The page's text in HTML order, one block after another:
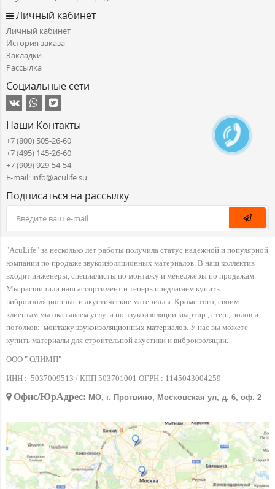
Личный кабинет
Личный кабинет
История заказа
Закладки
Рассылка
Социальные сети
Наши Контакты
+7 (800) 505-26-60
+7 (495) 145-26-60
+7 (909) 929-54-54
E-mail: info@aculife.su
Подписаться на рассылку
"AcuLife" за несколько лет работы получила статус надежной и популярной
компании по продаже звукоизоляционных материалов. В наш коллектив
входят инженеры, специалисты по монтажу и менеджеры по продажам.
Мы расширили наш ассортимент и теперь предлагаем купить
виброизоляционные и акустические материалы. Кроме того, своим
клиентам мы оказываем услуги по звукоизоляции квартир , стен , полов и
потолков: монтажу звукоизоляционных материалов. У нас вы можете
купить материалы для строительной акустики и виброизоляции.
ООО " ОЛИМП"
ИНН : 5037009513 / КПП 503701001 ОГРН : 1145043004259
Офис/ЮрАдрес: МО, г. Протвино, Московская ул, д. 6, оф. 2